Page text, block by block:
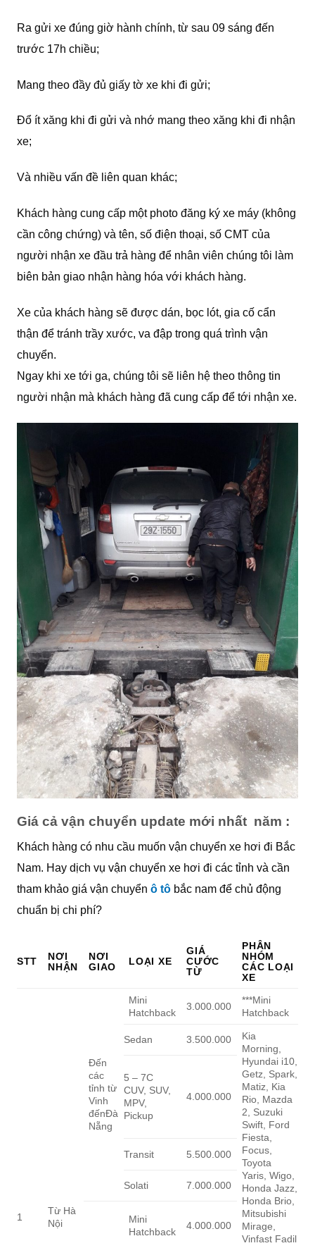
Ra gửi xe đúng giờ hành chính, từ sau 09 sáng đến
trước 17h chiều;
Mang theo đầy đủ giấy tờ xe khi đi gửi;
Đổ ít xăng khi đi gửi và nhớ mang theo xăng khi đi nhận
xe;
Và nhiều vấn đề liên quan khác;
Khách hàng cung cấp một photo đăng ký xe máy (không
cần công chứng) và tên, số điện thoại, số CMT của
người nhận xe đầu trả hàng để nhân viên chúng tôi làm
biên bản giao nhận hàng hóa với khách hàng.
Xe của khách hàng sẽ được dán, bọc lót, gia cố cẩn
thận để tránh trầy xước, va đập trong quá trình vận
chuyển.
Ngay khi xe tới ga, chúng tôi sẽ liên hệ theo thông tin
người nhận mà khách hàng đã cung cấp để tới nhận xe.
Giá cả vận chuyển update mới nhất năm :
Khách hàng có nhu cầu muốn vận chuyển xe hơi đi Bắc
Nam. Hay dịch vụ vận chuyển xe hơi đi các tỉnh và cần
tham khảo giá vận chuyển ô tô bắc nam để chủ động
chuẩn bị chi phí?
STT
NƠI
NHẬN
NƠI
GIAO
LOẠI XE
GIÁ
CƯỚC
TỪ
PHÂN
NHÓM
CÁC LOẠI
XE
1
Từ Hà
Nội
Đến
các
tỉnh từ
Vinh
đếnĐà
Nẵng
Mini
Hatchback
3.000.000
***Mini
Hatchback
Sedan 3.500.000
Kia
Morning,
Hyundai i10,
Getz, Spark,
Matiz, Kia
Rio, Mazda
2, Suzuki
Swift, Ford
Fiesta,
Focus,
Toyota
Yaris, Wigo,
Honda Jazz,
Honda Brio,
Mitsubishi
Mirage,
Vinfast Fadil
5 – 7C
CUV, SUV,
MPV,
Pickup
4.000.000
Transit 5.500.000
Solati 7.000.000
Mini
Hatchback
4.000.000